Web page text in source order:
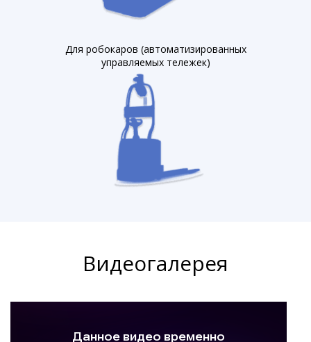
Для робокаров (автоматизированных
управляемых тележек)
Видеогалерея